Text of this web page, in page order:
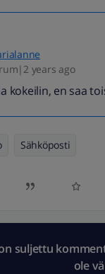
years ago
kokeilin, en saa
Sähköposti
suljettu
ole